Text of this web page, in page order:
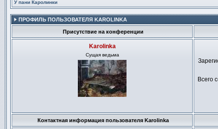
У пани Каролинки
ПРОФИЛЬ ПОЛЬЗОВАТЕЛЯ KAROLINKA
Присутствие на конференции
Karolinka
Сущая ведьма
Не
сети
Всего
Контактная информация пользователя Karolinka